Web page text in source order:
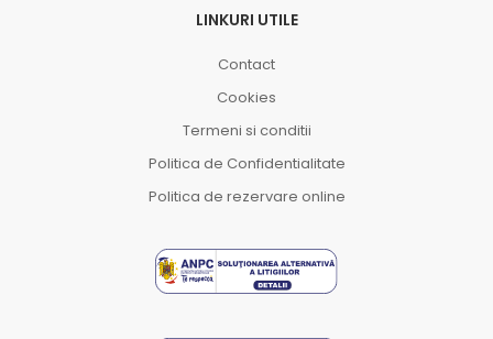
LINKURI UTILE
Contact
Cookies
Termeni si conditii
Politica de Confidentialitate
Politica de rezervare online